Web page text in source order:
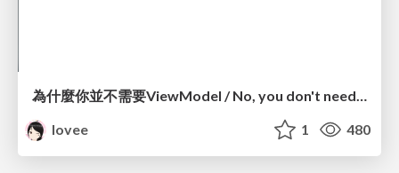
為什麼你並不需要ViewModel / No, you don't need a ViewModel
lovee
1 480